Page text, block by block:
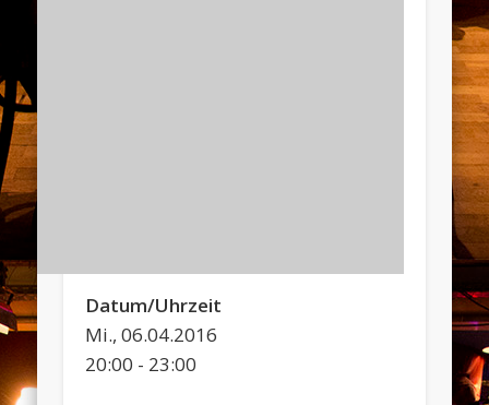
Datum/Uhrzeit
Mi., 06.04.2016
20:00 - 23:00